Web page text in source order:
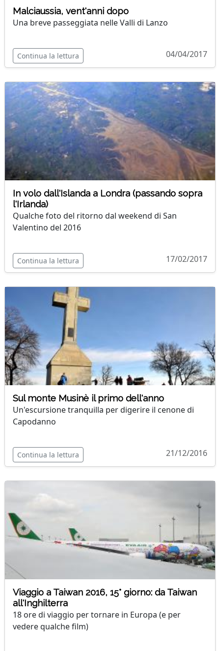
Malciaussia, vent'anni dopo
Una breve passeggiata nelle Valli di Lanzo
Continua la lettura 04/04/2017
In volo dall'Islanda a Londra (passando sopra
l'Irlanda)
Qualche foto del ritorno dal weekend di San
Valentino del 2016
Continua la lettura 17/02/2017
Sul monte Musinè il primo dell'anno
Un'escursione tranquilla per digerire il cenone di
Capodanno
Continua la lettura 21/12/2016
Viaggio a Taiwan 2016, 15° giorno: da Taiwan
all'Inghilterra
18 ore di viaggio per tornare in Europa (e per
vedere qualche film)